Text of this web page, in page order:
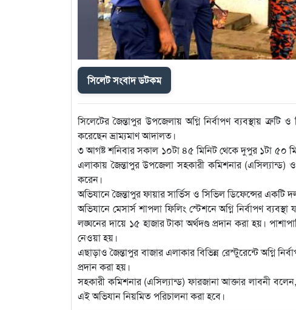
সিলেট সংবাদ ডটকম
সিলেটের জৈন্তাপুর উপজেলায় অগ্নি নির্বাপণ ব্যবস্থায় ত্রুটি
করেছেন ভ্রাম্যমাণ আদালত।
৩ আগষ্ট শনিবার সকাল ১০টা ৪৫ মিনিট থেকে দুপুর ১টা ৫০
এলাকায় জৈন্তাপুর উপজেলা সহকারী কমিশনার (এসিল্যান্ড)
করেন।
অভিযানে জৈন্তাপুর ফায়ার সার্ভিস ও সিভিল ডিফেন্সের একটি
অভিযানে মেসার্স শাপলা ফিলিং স্টেশনে অগ্নি নির্বাপণ
লঙ্ঘনের দায়ে ১৫ হাজার টাকা অর্থদণ্ড প্রদান করা হয়।
নেওয়া হয়।
এছাড়াও জৈন্তাপুর বাজার এলাকার বিভিন্ন রেস্টুরেন্টে অগ্নি
প্রদান করা হয়।
সহকারী কমিশনার (এসিল্যান্ড) ফারজানা আক্তার লাবনী
এই অভিযান নিয়মিত পরিচালনা করা হবে।